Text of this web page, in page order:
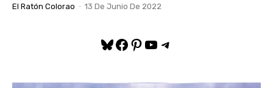
El Ratón Colorao - 13 De Junio De 2022
Bluesky
Facebook
Pinterest
YouTube
Telegram